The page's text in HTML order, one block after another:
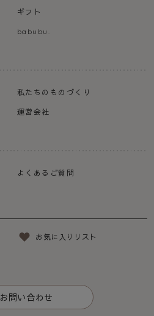
ギフト
babubu.
私たちのものづくり
運営会社
よくあるご質問
お気に入りリスト
お問い合わせ